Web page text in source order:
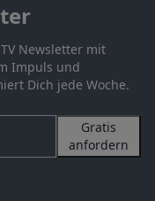
Newsletter mit
Impuls und
Dich jede Woche.
Gratis
anfordern